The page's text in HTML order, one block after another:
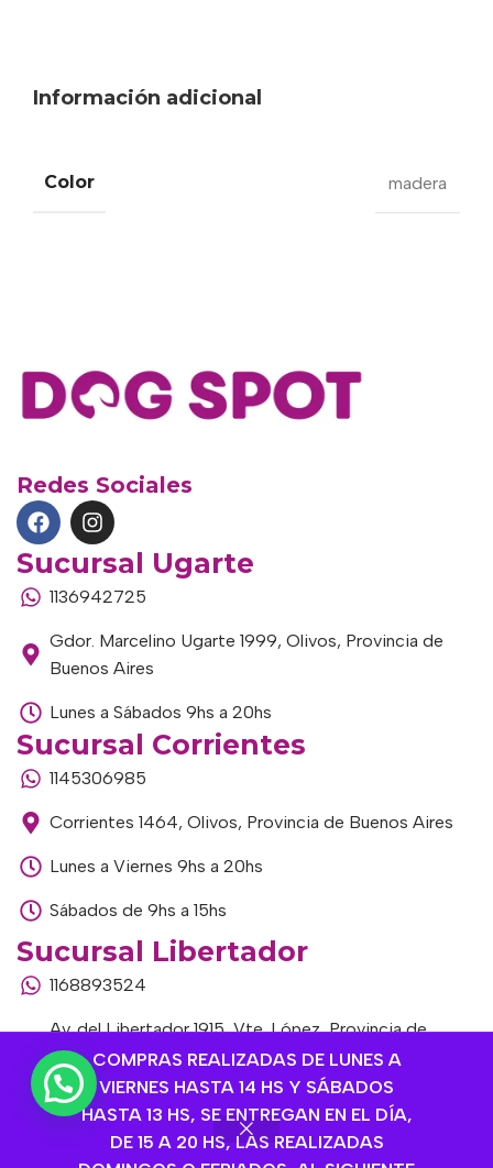
COMPRAS REALIZADAS DE LUNES A
VIERNES HASTA 14 HS Y SÁBADOS
HASTA 13 HS, SE ENTREGAN EN EL DÍA,
DE 15 A 20 HS, LAS REALIZADAS
Información adicional
Color madera
Redes Sociales
Sucursal Ugarte
1136942725
Gdor. Marcelino Ugarte 1999, Olivos, Provincia de
Buenos Aires
Lunes a Sábados 9hs a 20hs
Sucursal Corrientes
1145306985
Corrientes 1464, Olivos, Provincia de Buenos Aires
Lunes a Viernes 9hs a 20hs
Sábados de 9hs a 15hs
Sucursal Libertador
1168893524
Av. del Libertador 1915, Vte. López, Provincia de
Buenos Aires
Lunes a Viernes de 9hs a 13hs / 16hs a 20hs
Sábados de 9hs a 15hs